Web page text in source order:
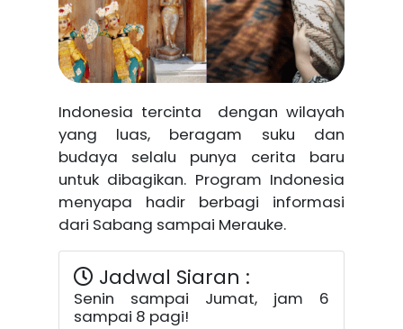
Indonesia tercinta dengan wilayah
yang luas, beragam suku dan
budaya selalu punya cerita baru
untuk dibagikan. Program Indonesia
menyapa hadir berbagi informasi
dari Sabang sampai Merauke.
Jadwal Siaran :
Senin sampai Jumat, jam 6
sampai 8 pagi!